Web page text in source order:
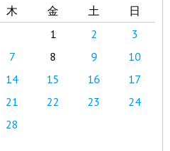
木 金 土
日
1
2
3
7 8 9
10
14 15 16
17
21 22 23
24
28